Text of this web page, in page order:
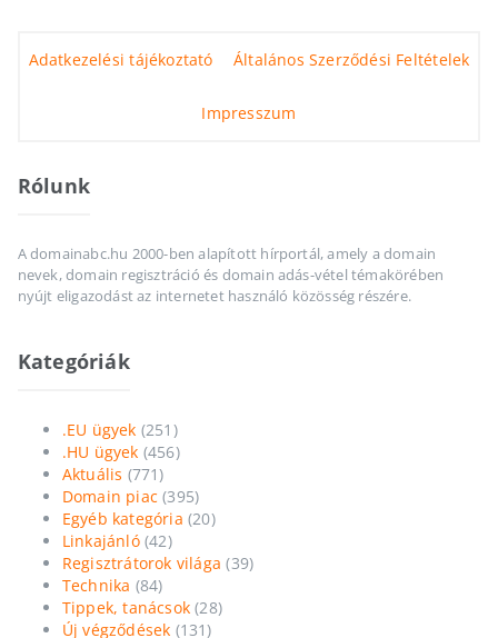
Adatkezelési tájékoztató Általános Szerződési Feltételek
Impresszum
Rólunk
A domainabc.hu 2000-ben alapított hírportál, amely a domain
nevek, domain regisztráció és domain adás-vétel témakörében
nyújt eligazodást az internetet használó közösség részére.
Kategóriák
.EU ügyek (251)
.HU ügyek (456)
Aktuális (771)
Domain piac (395)
Egyéb kategória (20)
Linkajánló(42)
Regisztrátorok világa (39)
Technika (84)
Tippek, tanácsok (28)
Új végződések (131)